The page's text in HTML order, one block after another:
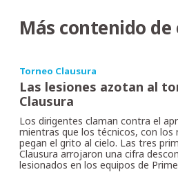
Más contenido de
Torneo Clausura
Las lesiones azotan al
Clausura
Los dirigentes claman contra el
mientras que los técnicos, con los
pegan el grito al cielo. Las tres
Clausura arrojaron una cifra
lesionados en los equipos de